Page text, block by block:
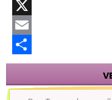
Facebook
X
Email
Share